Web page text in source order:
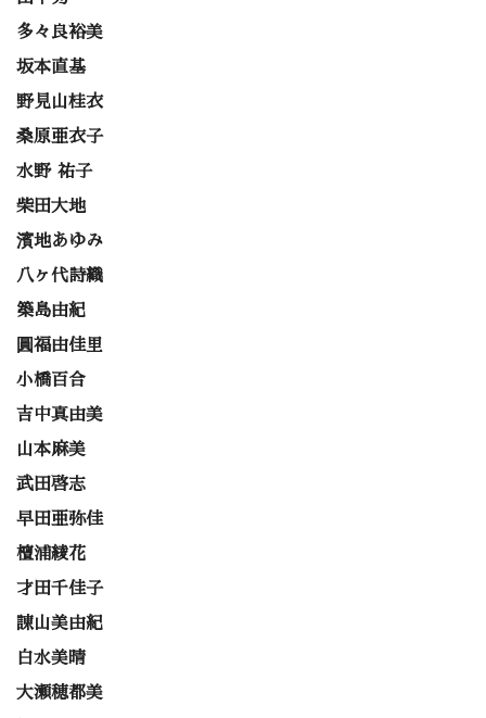
多々良裕美
坂本直基
野見山桂衣
桑原亜衣子
水野 祐子
柴田大地
濱地あゆみ
八ヶ代詩織
築島由紀
圓福由佳里
小橋百合
吉中真由美
山本麻美
武田啓志
早田亜弥佳
檀浦綾花
才田千佳子
諌山美由紀
白水美晴
大瀬穂都美